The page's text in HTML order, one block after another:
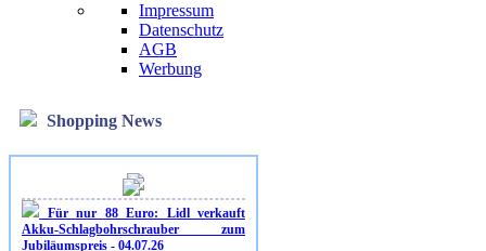
Impressum
Datenschutz
AGB
Werbung
Shopping News
Für nur 88 Euro: Lidl verkauft
Akku-Schlagbohrschrauber zum
Jubiläumspreis - 04.07.26